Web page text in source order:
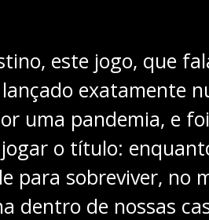
este jogo, que
exatamente
uma pandemia, e
o título:
para sobreviver, no
dentro de nossas